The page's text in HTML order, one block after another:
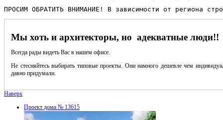
ПРОСИМ ОБРАТИТЬ ВНИМАНИЕ! В зависимости от региона
Мы хоть и архитекторы, но адекватные люди!!
Всегда рады видеть Вас в нашем офисе.
Не стесняйтесь выбирать типовые проекты. Они намного дешевле чем
давно придумали.
Наверх
Проект дома № 13615